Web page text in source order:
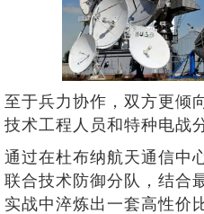
至于兵力协作，双方更倾
技术工程人员和特种电战
通过在杜布纳航天通信中
联合技术防御分队，结合
实战中淬炼出一套高性价